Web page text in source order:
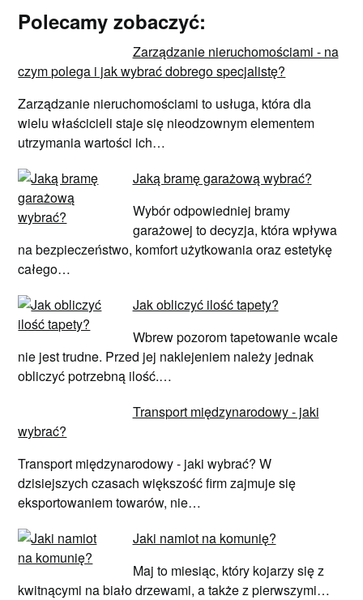
Polecamy zobaczyć:
Zarządzanie nieruchomościami - na
czym polega i jak wybrać dobrego specjalistę?
Zarządzanie nieruchomościami to usługa, która dla
wielu właścicieli staje się nieodzownym elementem
utrzymania wartości ich…
Jaką bramę garażową wybrać?
Wybór odpowiedniej bramy
garażowej to decyzja, która wpływa
na bezpieczeństwo, komfort użytkowania oraz estetykę
całego…
Jak obliczyć ilość tapety?
Wbrew pozorom tapetowanie wcale
nie jest trudne. Przed jej naklejeniem należy jednak
obliczyć potrzebną ilość.…
Transport międzynarodowy - jaki
wybrać?
Transport międzynarodowy - jaki wybrać? W
dzisiejszych czasach większość firm zajmuje się
eksportowaniem towarów, nie…
Jaki namiot na komunię?
Maj to miesiąc, który kojarzy się z
kwitnącymi na biało drzewami, a także z pierwszymi…